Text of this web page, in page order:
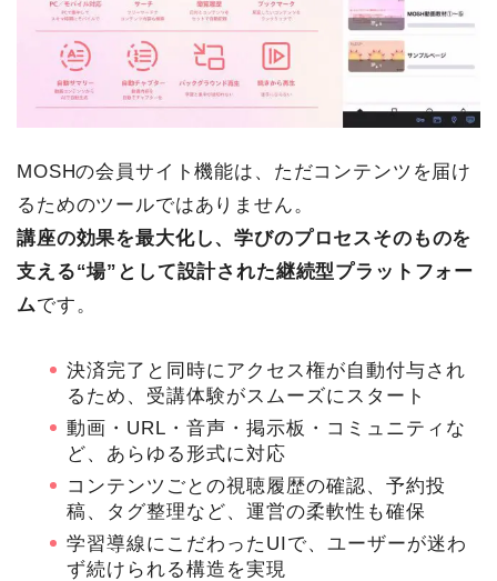
MOSHの会員サイト機能は、ただコンテンツを届け
るためのツールではありません。
講座の効果を最大化し、学びのプロセスそのものを
支える“場”として設計された継続型プラットフォー
ムです。
決済完了と同時にアクセス権が自動付与され
るため、受講体験がスムーズにスタート
動画・URL・音声・掲示板・コミュニティな
ど、あらゆる形式に対応
コンテンツごとの視聴履歴の確認、予約投
稿、タグ整理など、運営の柔軟性も確保
学習導線にこだわったUIで、ユーザーが迷わ
ず続けられる構造を実現